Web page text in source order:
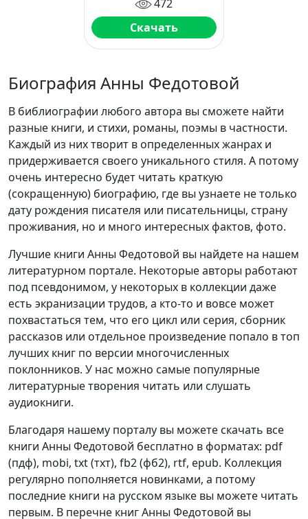
472
Скачать
Биография Анны Федотовой
В библиографии любого автора вы сможете найти
разные книги, и стихи, романы, поэмы в частности.
Каждый из них творит в определенных жанрах и
придерживается своего уникального стиля. А потому
очень интересно будет читать краткую
(сокращенную) биографию, где вы узнаете не только
дату рождения писателя или писательницы, страну
проживания, но и много интересных фактов, фото.
Лучшие книги Анны Федотовой вы найдете на нашем
литературном портале. Некоторые авторы работают
под псевдонимом, у некоторых в коллекции даже
есть экранизации трудов, а кто-то и вовсе может
похвастаться тем, что его цикл или серия, сборник
рассказов или отдельное произведение попало в топ
лучших книг по версии многочисленных
поклонников. У нас можно самые популярные
литературные творения читать или слушать
аудиокниги.
Благодаря нашему порталу вы можете скачать все
книги Анны Федотовой бесплатно в форматах: pdf
(пдф), mobi, txt (тхт), fb2 (фб2), rtf, epub. Коллекция
регулярно пополняется новинками, а потому
последние книги на русском языке вы можете читать
первым. В перечне книг Анны Федотовой вы